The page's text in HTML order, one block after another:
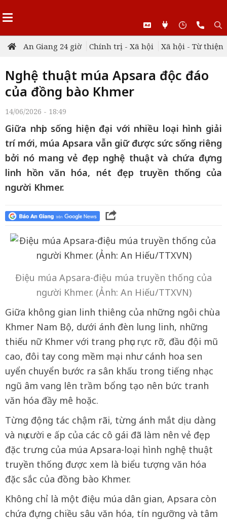
An Giang 24 giờ Chính trị - Xã hội Xã hội - Từ thiện
Nghệ thuật múa Apsara độc đáo
của đồng bào Khmer
14/06/2026 - 18:49
Giữa nhịp sống hiện đại với nhiều loại hình giải
trí mới, múa Apsara vẫn giữ được sức sống riêng
bởi nó mang vẻ đẹp nghệ thuật và chứa đựng
linh hồn văn hóa, nét đẹp truyền thống của
người Khmer.
Điệu múa Apsara-điệu múa truyền thống của
người Khmer. (Ảnh: An Hiếu/TTXVN)
Giữa không gian linh thiêng của những ngôi chùa
Khmer Nam Bộ, dưới ánh đèn lung linh, những
thiếu nữ Khmer với trang phục rực rỡ, đầu đội mũ
cao, đôi tay cong mềm mại như cánh hoa sen
uyển chuyển bước ra sân khấu trong tiếng nhạc
ngũ âm vang lên trầm bổng tạo nên bức tranh
văn hóa đầy mê hoặc.
Từng động tác chậm rãi, từng ánh mắt dịu dàng
và nụ cười e ấp của các cô gái đã làm nên vẻ đẹp
đặc trưng của múa Apsara-loại hình nghệ thuật
truyền thống được xem là biểu tượng văn hóa
đặc sắc của đồng bào Khmer.
Không chỉ là một điệu múa dân gian, Apsara còn
chứa đựng chiều sâu văn hóa, tín ngưỡng và tâm